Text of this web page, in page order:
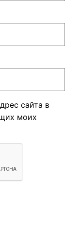
сайта в
моих